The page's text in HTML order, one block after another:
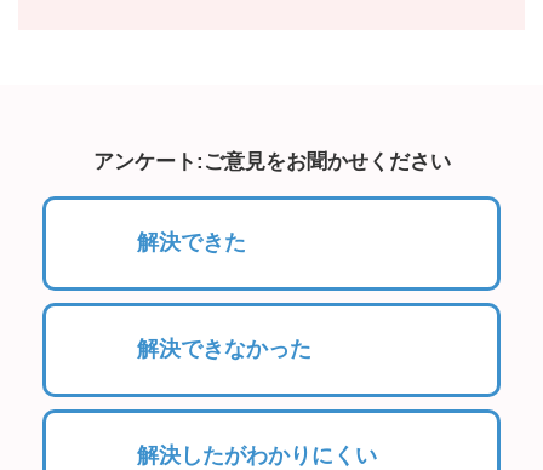
アンケート:ご意見をお聞かせください
解決できた
解決できなかった
解決したがわかりにくい